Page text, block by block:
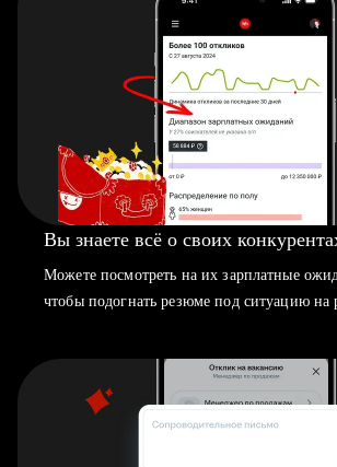
Вы знаете всё о своих
Можете посмотреть на их зарплатные
чтобы подогнать резюме под ситуацию на